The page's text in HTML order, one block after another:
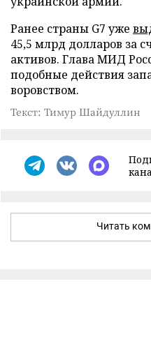
Ранее страны G7 уже
45,5 млрд долларов за
активов. Глава МИД
подобные действия
воровством.
Текст: Тимур Шайдуллин
Читать